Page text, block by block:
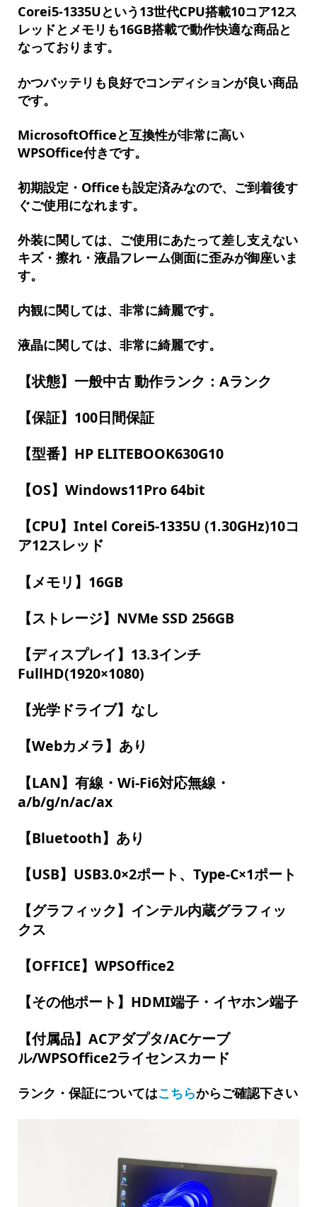
Corei5-1335Uという13世代CPU搭載10コア12ス
レッドとメモリも16GB搭載で動作快適な商品と
なっております。
かつバッテリも良好でコンディションが良い商品
です。
MicrosoftOfficeと互換性が非常に高い
WPSOffice付きです。
初期設定・Officeも設定済みなので、ご到着後す
ぐご使用になれます。
外装に関しては、ご使用にあたって差し支えない
キズ・擦れ・液晶フレーム側面に歪みが御座いま
す。
内観に関しては、非常に綺麗です。
液晶に関しては、非常に綺麗です。
【状態】一般中古 動作ランク：Aランク
【保証】100日間保証
【型番】HP ELITEBOOK630G10
【OS】Windows11Pro 64bit
【CPU】Intel Corei5-1335U (1.30GHz)10コ
ア12スレッド
【メモリ】16GB
【ストレージ】NVMe SSD 256GB
【ディスプレイ】13.3インチ
FullHD(1920×1080)
【光学ドライブ】なし
【Webカメラ】あり
【LAN】有線・Wi-Fi6対応無線・
a/b/g/n/ac/ax
【Bluetooth】あり
【USB】USB3.0×2ポート、Type-C×1ポート
【グラフィック】インテル内蔵グラフィッ
クス
【OFFICE】WPSOffice2
【その他ポート】HDMI端子・イヤホン端子
【付属品】ACアダプタ/ACケーブ
ル/WPSOffice2ライセンスカード
ランク・保証についてはこちらからご確認下さい